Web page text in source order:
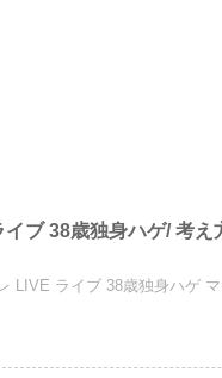
ブ 38歳独身ハゲ/ 考え
ライブ 38歳独身ハゲ マ